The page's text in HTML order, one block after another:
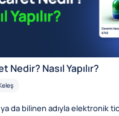
Nedir? Nasıl Yapılır?
da bilinen adıyla elektronik